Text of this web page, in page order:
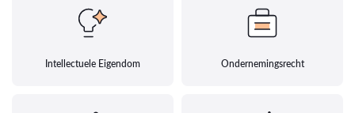
Intellectuele Eigendom Ondernemingsrecht